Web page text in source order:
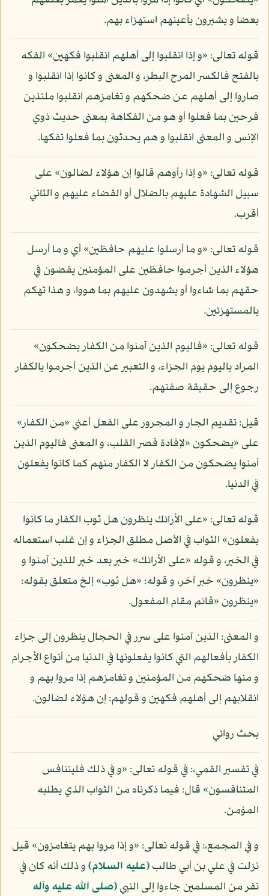
بعضا و يشيرون بأعينهم استهزاء بهم.
قوله تعالى: «و إذا انقلبوا إلى أهلهم انقلبوا فكهين» الفكه
بالفتح فالكسر المرح البطر، و المعنى و كانوا إذا انقلبوا و
صاروا إلى أهلهم عن ضحكهم و تغامزهم انقلبوا ملتذين
فرحين بما فعلوا أو هو من الفكاهة بمعنى حديث ذوي
الإنس و المعنى انقلبوا و هم يحدثون بما فعلوا تفكها.
قوله تعالى: «و إذا رأوهم قالوا إن هؤلاء لضالون» على
سبيل الشهادة عليهم بالضلال أو القضاء عليهم و الثاني
أقرب.
قوله تعالى: «و ما أرسلوا عليهم حافظين» أي و ما أرسل
هؤلاء الذين أجرموا حافظين على المؤمنين يقضون في
حقهم بما شاءوا أو يشهدون عليهم بما هووا، و هذا تهكم
بالمستهزئين.
قوله تعالى: «فاليوم الذين آمنوا من الكفار يضحكون»
المراد باليوم يوم الجزاء، و التعبير عن الذين أجرموا بالكفار
رجوع إلى حقيقة صفتهم.
قيل: تقديم الجار و المجرور على الفعل أعني «من الكفار»
على «يضحكون «لإفادة قصر القلب، و المعنى فاليوم الذين
آمنوا يضحكون من الكفار لا الكفار منهم كما كانوا يفعلون
في الدنيا.
قوله تعالى: «على الأرائك ينظرون هل ثوب الكفار ما كانوا
يفعلون» الثواب في الأصل مطلق الجزاء و إن غلب استعماله
في الخير، و قوله «على الأرائك» خبر بعد خبر للذين آمنوا و
«ينظرون» خبر آخر، و قوله: «هل ثوب» إلخ متعلق بقوله:
«ينظرون «قائم مقام المفعول.
و المعنى: الذين آمنوا على سرر في الحجال ينظرون إلى جزاء
الكفار بأفعالهم التي كانوا يفعلونها في الدنيا من أنواع الأجرام
و منها ضحكهم من المؤمنين و تغامزهم إذا مروا بهم و
انقلابهم إلى أهلهم فكهين و قولهم: إن هؤلاء لضالون.
بحث روائي
في تفسير القمي،: في قوله تعالى: «و في ذلك فليتنافس
المتنافسون» قال: فيما ذكرناه من الثواب الذي يطلبه
المؤمن.
و في المجمع،: في قوله تعالى: «و إذا مروا بهم يتغامزون» قيل
نزلت في علي بن أبي طالب(عليه السلام)و ذلك أنه كان في
نفر من المسلمين جاءوا إلى النبي(صلى الله عليه وآله